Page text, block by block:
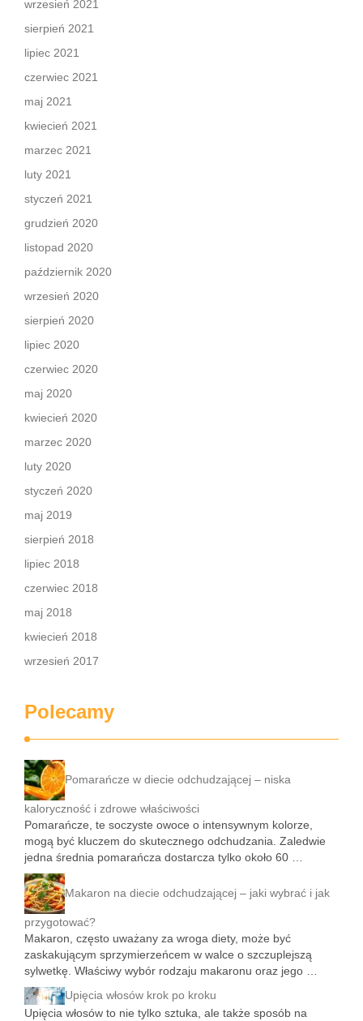
wrzesień 2021
sierpień 2021
lipiec 2021
czerwiec 2021
maj 2021
kwiecień 2021
marzec 2021
luty 2021
styczeń 2021
grudzień 2020
listopad 2020
październik 2020
wrzesień 2020
sierpień 2020
lipiec 2020
czerwiec 2020
maj 2020
kwiecień 2020
marzec 2020
luty 2020
styczeń 2020
maj 2019
sierpień 2018
lipiec 2018
czerwiec 2018
maj 2018
kwiecień 2018
wrzesień 2017
Polecamy
Pomarańcze w diecie odchudzającej – niska
kaloryczność i zdrowe właściwości
Pomarańcze, te soczyste owoce o intensywnym kolorze,
mogą być kluczem do skutecznego odchudzania. Zaledwie
jedna średnia pomarańcza dostarcza tylko około 60 …
Makaron na diecie odchudzającej – jaki wybrać i jak
przygotować?
Makaron, często uważany za wroga diety, może być
zaskakującym sprzymierzeńcem w walce o szczuplejszą
sylwetkę. Właściwy wybór rodzaju makaronu oraz jego …
Upięcia włosów krok po kroku
Upięcia włosów to nie tylko sztuka, ale także sposób na